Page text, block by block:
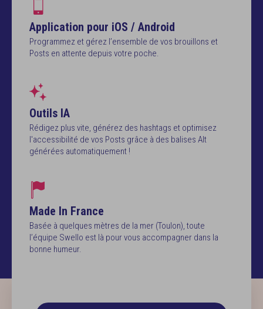
Application pour iOS / Android
Programmez et gérez l’ensemble de vos brouillons et
Posts en attente depuis votre poche.
Outils IA
Rédigez plus vite, générez des hashtags et optimisez
l'accessibilité de vos Posts grâce à des balises Alt
générées automatiquement !
Made In France
Basée à quelques mètres de la mer (Toulon), toute
l’équipe Swello est là pour vous accompagner dans la
bonne humeur.